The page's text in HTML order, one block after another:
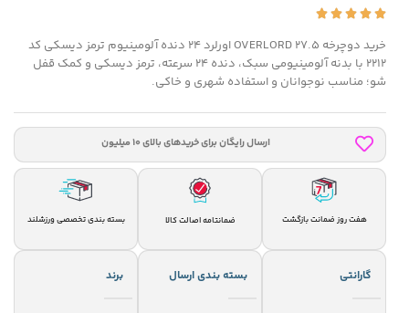
خرید دوچرخه 27.5 OVERLORD اورلرد 24 دنده آلومینیوم ترمز دیسکی کد
2212 با بدنه آلومینیومی سبک، دنده 24 سرعته، ترمز دیسکی و کمک قفل‌
شو؛ مناسب نوجوانان و استفاده شهری و خاکی.
ارسال رایگان برای خریدهای بالای 10 میلیون
هفت روز ضمانت بازگشت ضمانتامه اصالت کالا بسته بندی تخصصی ورزشلند
گارانتی بسته بندی ارسال برند